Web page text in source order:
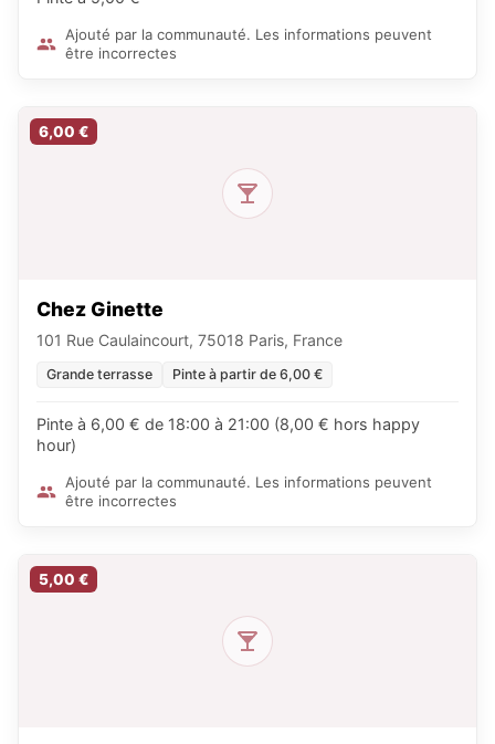
Ajouté par la communauté. Les informations peuvent
être incorrectes
6,00 €
Chez Ginette
101 Rue Caulaincourt, 75018 Paris, France
Grande terrasse Pinte à partir de 6,00 €
Pinte à 6,00 € de 18:00 à 21:00 (8,00 € hors happy
hour)
Ajouté par la communauté. Les informations peuvent
être incorrectes
5,00 €